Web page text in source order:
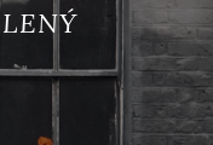
o nových